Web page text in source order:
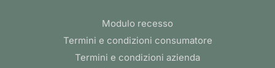
Modulo recesso
Termini e condizioni consumatore
Termini e condizioni azienda